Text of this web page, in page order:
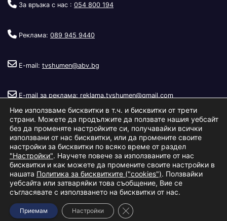
За връзка с нас : 054 800 194
Реклама: 089 945 9440
E-mail: tvshumen@abv.bg
E-mail за реклама: reklama.tvshumen@gmail.com
Copyright © 2026Телевизия Шумен.|Изработка: S.I.T Solutions
Ltd.
За насРекламаУсловия за ползване
Политика за бисквитки
Ние използваме бисквитки в т.ч. и бисквитки от трети
страни. Можете да продължите да ползвате нашия уебсайт
без да променяте настройките си, получавайки всички
използвани от нас бисквитки, или да промените своите
настройки за бисквитки по всяко време от раздел
"Настройки". Научете повече за използваните от нас
бисквитки и как можете да промените своите настройки в
нашата Политика за бисквитките ("cookies"). Ползвайки
уебсайта или затваряйки това съобщение, Вие се
съгласявате с използването на бисквитки от нас.
Приемам Настройки Close GDPR Cookie Banner